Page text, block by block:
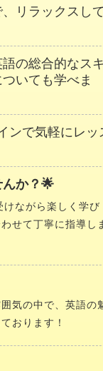
リラックスして
の総合的なス
いても学べま
ンで気軽にレッ
か？🌟
けながら楽しく学び
せて丁寧に指導し
気の中で、英語の
おります！